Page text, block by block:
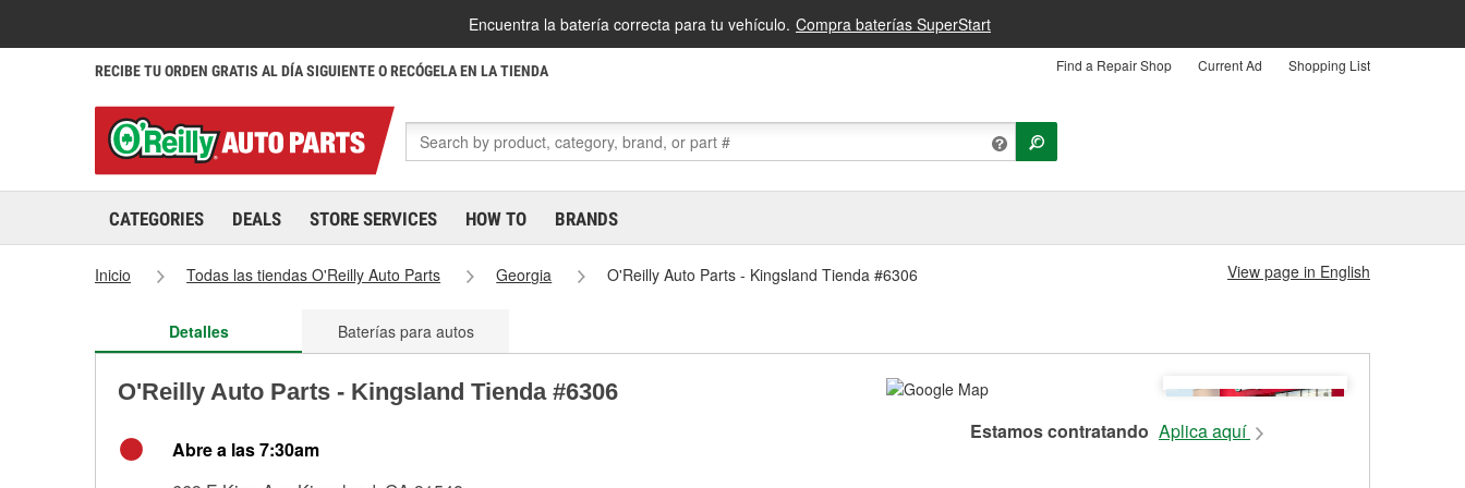
Encuentra la batería correcta para tu vehículo. Compra baterías SuperStart
RECIBE TU ORDEN GRATIS AL DÍA SIGUIENTE O RECÓGELA EN LA TIENDA Find a Repair Shop Current Ad Shopping List
CATEGORIES DEALS STORE SERVICES HOW TO BRANDS
Inicio Todas las tiendas O'Reilly Auto Parts Georgia O'Reilly Auto Parts - Kingsland Tienda #6306 View page in English
Detalles Baterías para autos
O'Reilly Auto Parts - Kingsland Tienda #6306
Abre a las 7:30am
Estamos contratando Aplica aquí